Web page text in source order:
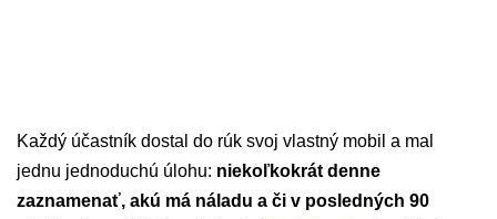
Každý účastník dostal do rúk svoj vlastný mobil a mal
jednu jednoduchú úlohu: niekoľkokrát denne
zaznamenať, akú má náladu a či v posledných 90